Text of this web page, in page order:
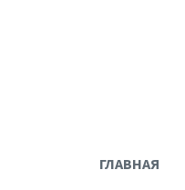
ГЛАВНАЯ